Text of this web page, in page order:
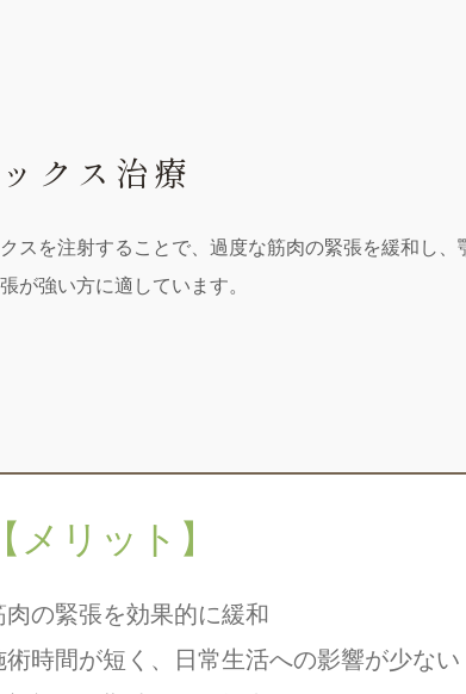
クス治療
スを注射することで、過度な筋肉の緊張を緩和し
が強い方に適しています。
【メリット】
肉の緊張を効果的に緩和
術時間が短く、日常生活への影響が少ない